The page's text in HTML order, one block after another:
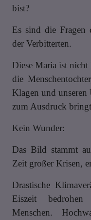
bist?
Es sind die Fragen
der Verbitterten.
Diese Maria ist
die
Klagen und
zum Ausdruck
Kein Wunder:
Das Bild stammt
Zeit großer Krisen,
Drastische
Eiszeit
Menschen.